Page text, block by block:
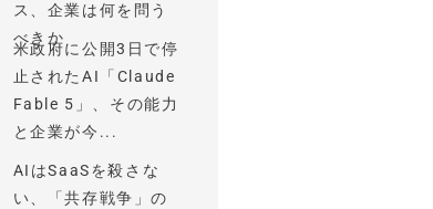
ス、企業は何を問う
べきか
米政府に公開3日で停
止されたAI「Claude
Fable 5」、その能力
と企業が今...
AIはSaaSを殺さな
い、「共存戦争」の